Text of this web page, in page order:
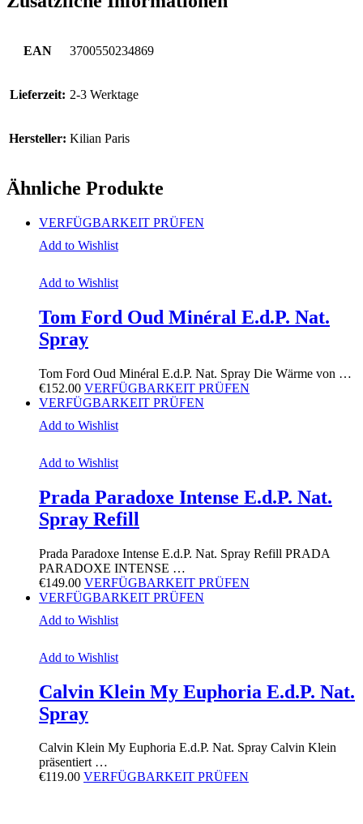
EAN 3700550234869
Lieferzeit: 2-3 Werktage
Hersteller: Kilian Paris
Ähnliche Produkte
VERFÜGBARKEIT PRÜFEN
Add to Wishlist
Add to Wishlist
Tom Ford Oud Minéral E.d.P. Nat.
Spray
Tom Ford Oud Minéral E.d.P. Nat. Spray Die Wärme von …
€152.00 VERFÜGBARKEIT PRÜFEN
VERFÜGBARKEIT PRÜFEN
Add to Wishlist
Add to Wishlist
Prada Paradoxe Intense E.d.P. Nat.
Spray Refill
Prada Paradoxe Intense E.d.P. Nat. Spray Refill PRADA
PARADOXE INTENSE …
€149.00 VERFÜGBARKEIT PRÜFEN
VERFÜGBARKEIT PRÜFEN
Add to Wishlist
Add to Wishlist
Calvin Klein My Euphoria E.d.P. Nat.
Spray
Calvin Klein My Euphoria E.d.P. Nat. Spray Calvin Klein
präsentiert …
€119.00 VERFÜGBARKEIT PRÜFEN